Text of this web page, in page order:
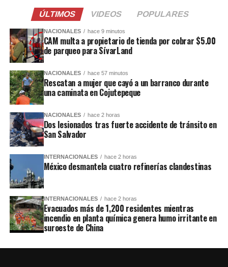
ÚLTIMOS VIDEOS POPULARES
NACIONALES hace 9 minutos
CAM multa a propietario de tienda por cobrar $5.00
de parqueo para SívarLand
NACIONALES hace 57 minutos
Rescatan a mujer que cayó a un barranco durante
una caminata en Cojutepeque
NACIONALES hace 2 horas
Dos lesionados tras fuerte accidente de tránsito en
San Salvador
INTERNACIONALES hace 2 horas
México desmantela cuatro refinerías clandestinas
INTERNACIONALES hace 2 horas
Evacuados más de 1,200 residentes mientras
incendio en planta química genera humo irritante en
suroeste de China